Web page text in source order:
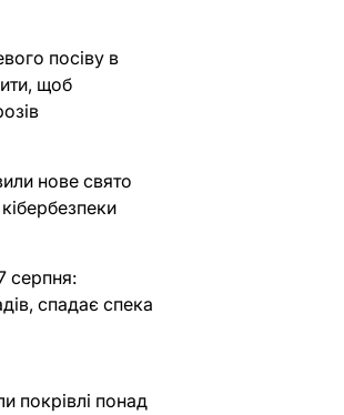
посіву в
щоб
нове свято
кібербезпеки
серпня:
спадає спека
покрівлі понад